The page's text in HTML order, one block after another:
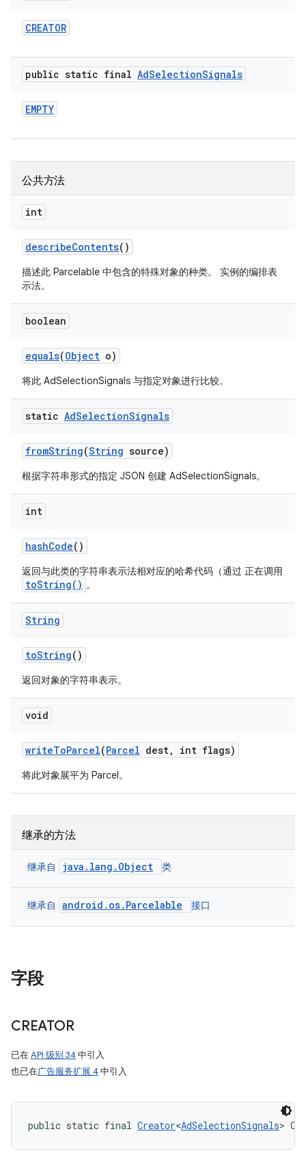
CREATOR
public static final AdSelectionSignals
EMPTY
公共方法
int
describeContents()
描述此 Parcelable 中包含的特殊对象的种类。 实例的编排表
示法。
boolean
equals(Object o)
将此 AdSelectionSignals 与指定对象进行比较。
static AdSelectionSignals
fromString(String source)
根据字符串形式的指定 JSON 创建 AdSelectionSignals。
int
hashCode()
返回与此类的字符串表示法相对应的哈希代码（通过 正在调用
toString() 。
String
toString()
返回对象的字符串表示。
void
writeToParcel(Parcel dest, int flags)
将此对象展平为 Parcel。
继承的方法
继承自 java.lang.Object 类
继承自 android.os.Parcelable 接口
字段
CREATOR
已在API 级别 34 中引入
也已在广告服务扩展 4 中引入
public static final Creator<AdSelectionSignals>